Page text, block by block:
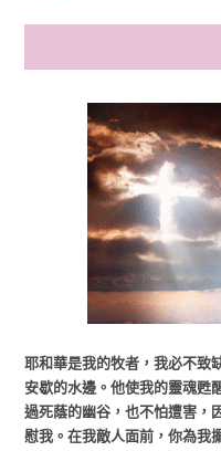
耶和華是我的牧者，我必不致
安歇的水邊。他使我的靈魂甦
過死蔭的幽谷，也不怕遭害，
慰我。在我敵人面前，你為我